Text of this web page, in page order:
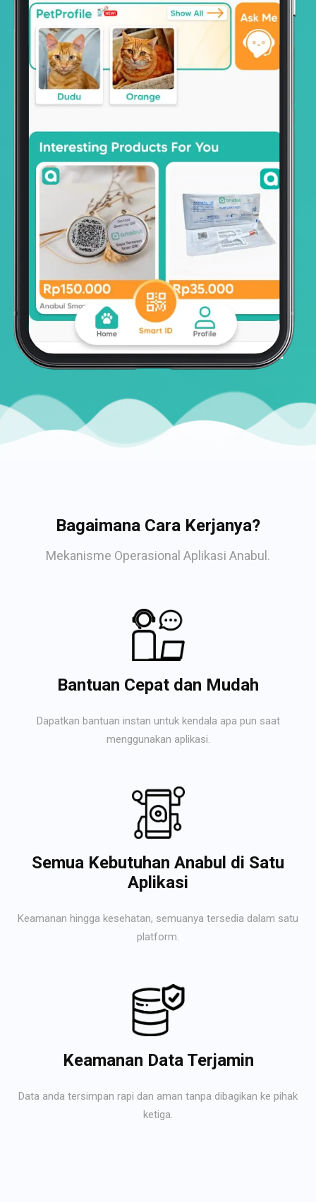
Bagaimana Cara Kerjanya?
Mekanisme Operasional Aplikasi Anabul.
Bantuan Cepat dan Mudah
Dapatkan bantuan instan untuk kendala apa pun saat
menggunakan aplikasi.
Semua Kebutuhan Anabul di Satu
Aplikasi
Keamanan hingga kesehatan, semuanya tersedia dalam satu
platform.
Keamanan Data Terjamin
Data anda tersimpan rapi dan aman tanpa dibagikan ke pihak
ketiga.